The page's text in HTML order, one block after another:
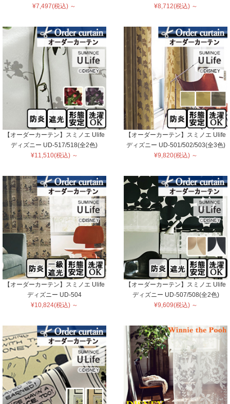
¥7,497(税込) ～
¥8,712(税込) ～
【オーダーカーテン】スミノエ Ulife
ディズニー UD-517/518(全2色)
¥11,510(税込) ～
【オーダーカーテン】スミノエ Ulife
ディズニー UD-501/502/503(全3色)
¥9,820(税込) ～
【オーダーカーテン】スミノエ Ulife
ディズニー UD-504
¥10,824(税込) ～
【オーダーカーテン】スミノエ Ulife
ディズニー UD-507/508(全2色)
¥9,609(税込) ～